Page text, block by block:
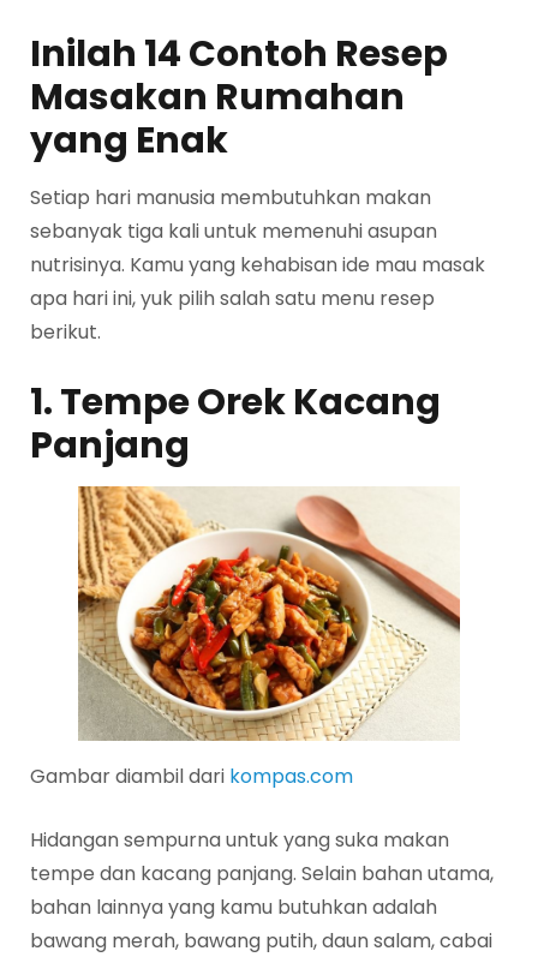
Inilah 14 Contoh Resep
Masakan Rumahan
yang Enak
Setiap hari manusia membutuhkan makan
sebanyak tiga kali untuk memenuhi asupan
nutrisinya. Kamu yang kehabisan ide mau masak
apa hari ini, yuk pilih salah satu menu resep
berikut.
1. Tempe Orek Kacang
Panjang
Gambar diambil dari kompas.com
Hidangan sempurna untuk yang suka makan
tempe dan kacang panjang. Selain bahan utama,
bahan lainnya yang kamu butuhkan adalah
bawang merah, bawang putih, daun salam, cabai